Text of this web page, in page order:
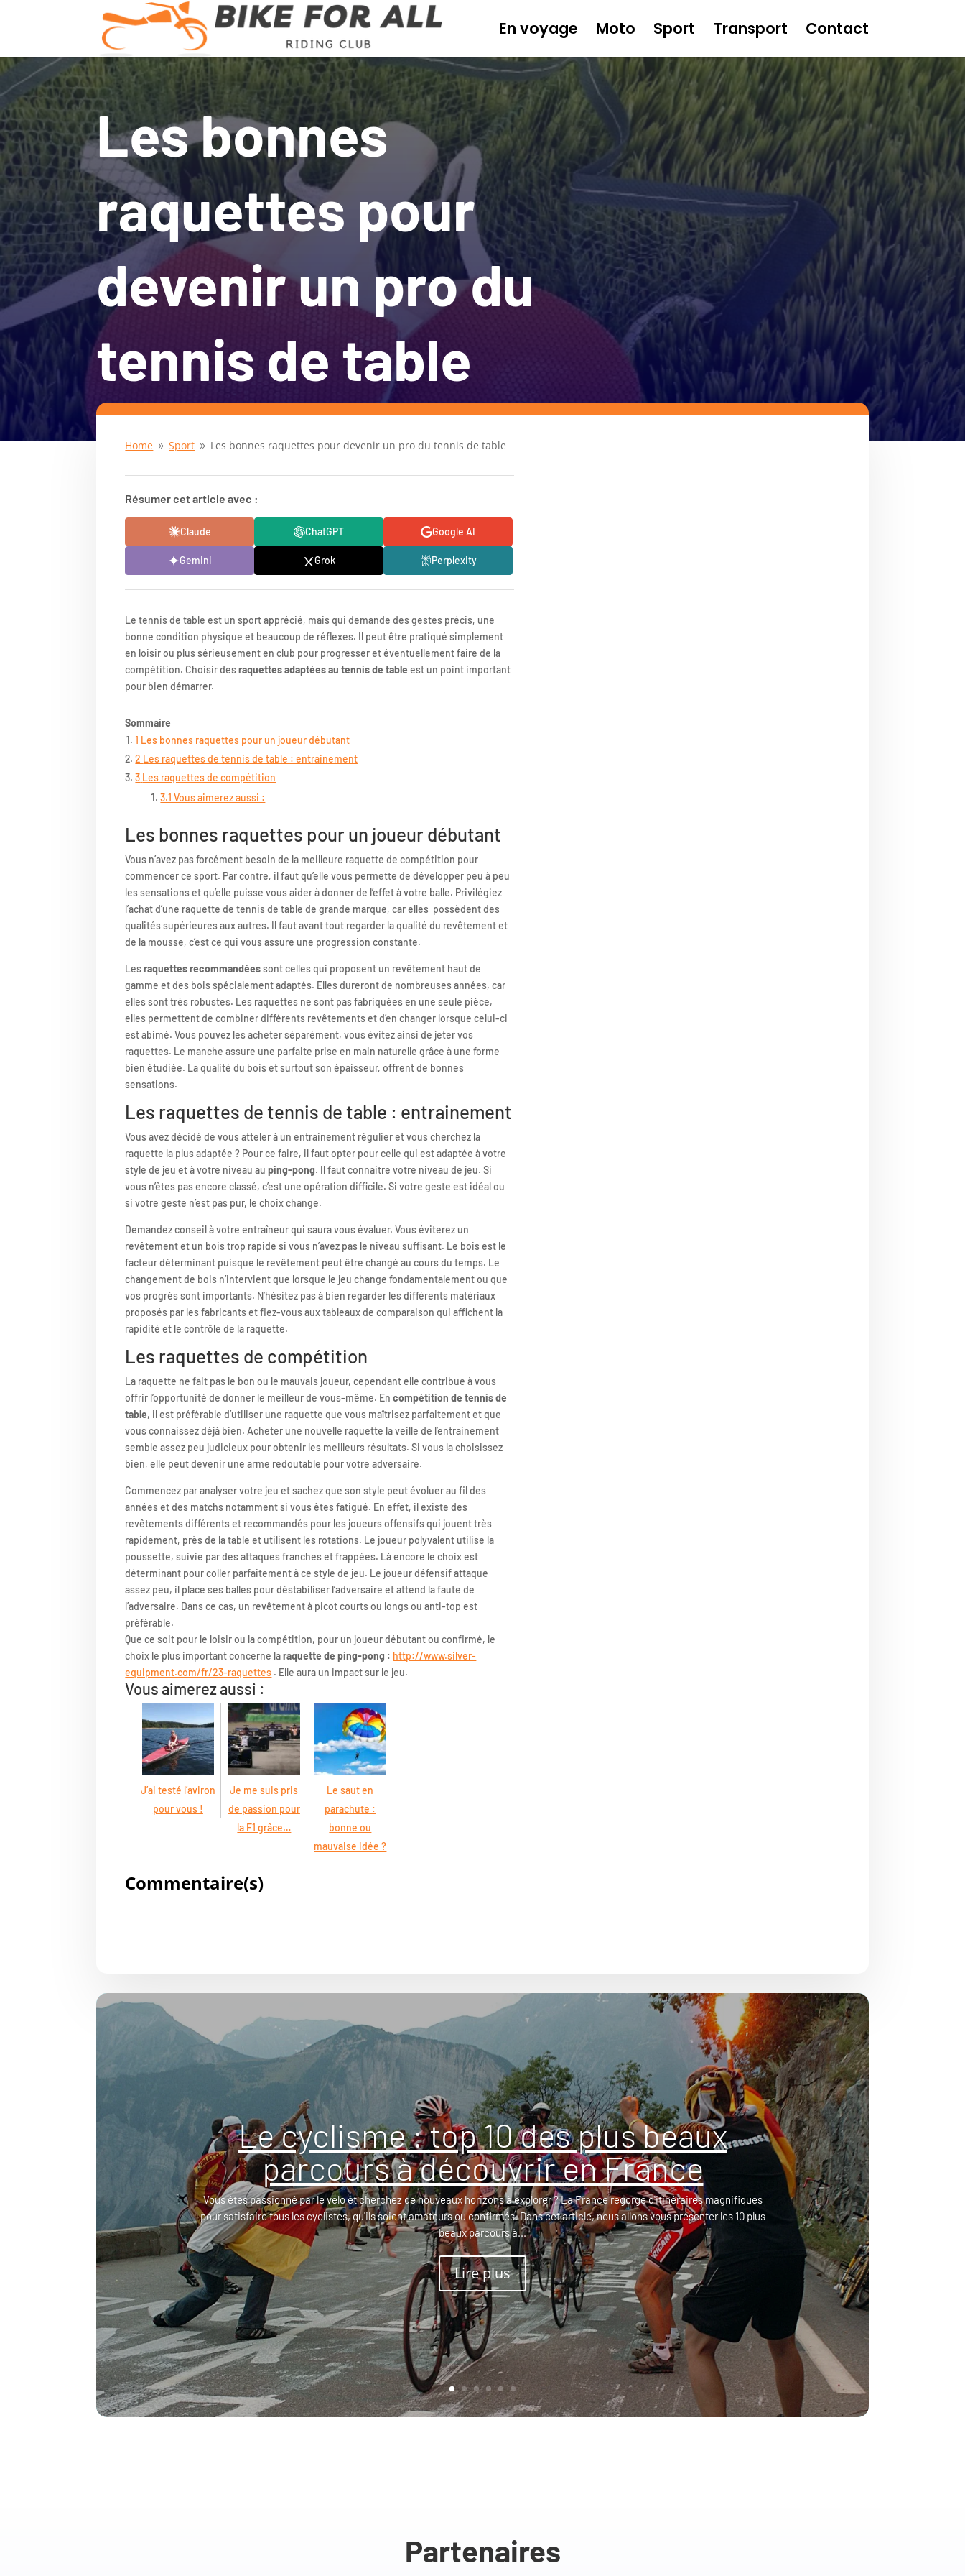
En voyage Moto Sport Transport Contact
Les bonnes
raquettes pour
devenir un pro du
tennis de table
Home 9 Sport 9 Les bonnes raquettes pour devenir un pro du tennis de table
Résumer cet article avec :
Claude ChatGPT Google AI
Gemini Grok Perplexity
Le tennis de table est un sport apprécié, mais qui demande des gestes précis, une
bonne condition physique et beaucoup de réflexes. Il peut être pratiqué simplement
en loisir ou plus sérieusement en club pour progresser et éventuellement faire de la
compétition. Choisir desraquettes adaptées au tennis de table est un point important
pour bien démarrer.
Sommaire
1 Les bonnes raquettes pour un joueur débutant
2 Les raquettes de tennis de table : entrainement
3 Les raquettes de compétition
3.1 Vous aimerez aussi :
Les bonnes raquettes pour un joueur débutant
Vous n’avez pas forcément besoin de la meilleure raquette de compétition pour
commencer ce sport. Par contre, il faut qu’elle vous permette de développer peu à peu
les sensations et qu’elle puisse vous aider à donner de l’effet à votre balle. Privilégiez
l’achat d’une raquette de tennis de table de grande marque, car elles possèdent des
qualités supérieures aux autres. Il faut avant tout regarder la qualité du revêtement et
de la mousse, c’est ce qui vous assure une progression constante.
Lesraquettes recommandéessont celles qui proposent un revêtement haut de
gamme et des bois spécialement adaptés. Elles dureront de nombreuses années, car
elles sont très robustes. Les raquettes ne sont pas fabriquées en une seule pièce,
elles permettent de combiner différents revêtements et d’en changer lorsque celui-ci
est abimé. Vous pouvez les acheter séparément, vous évitez ainsi de jeter vos
raquettes. Le manche assure une parfaite prise en main naturelle grâce à une forme
bien étudiée. La qualité du bois et surtout son épaisseur, offrent de bonnes
sensations.
Les raquettes de tennis de table : entrainement
Vous avez décidé de vous atteler à un entrainement régulier et vous cherchez la
raquette la plus adaptée ? Pour ce faire, il faut opter pour celle qui est adaptée à votre
style de jeu et à votre niveau auping-pong. Il faut connaitre votre niveau de jeu. Si
vous n’êtes pas encore classé, c’est une opération difficile. Si votre geste est idéal ou
si votre geste n’est pas pur, le choix change.
Demandez conseil à votre entraîneur qui saura vous évaluer. Vous éviterez un
revêtement et un bois trop rapide si vous n’avez pas le niveau suffisant. Le bois est le
facteur déterminant puisque le revêtement peut être changé au cours du temps. Le
changement de bois n’intervient que lorsque le jeu change fondamentalement ou que
vos progrès sont importants. N’hésitez pas à bien regarder les différents matériaux
proposés par les fabricants et fiez-vous aux tableaux de comparaison qui affichent la
rapidité et le contrôle de la raquette.
Les raquettes de compétition
La raquette ne fait pas le bon ou le mauvais joueur, cependant elle contribue à vous
offrir l’opportunité de donner le meilleur de vous-même. Encompétition de tennis de
table, il est préférable d’utiliser une raquette que vous maîtrisez parfaitement et que
vous connaissez déjà bien. Acheter une nouvelle raquette la veille de l’entrainement
semble assez peu judicieux pour obtenir les meilleurs résultats. Si vous la choisissez
bien, elle peut devenir une arme redoutable pour votre adversaire.
Commencez par analyser votre jeu et sachez que son style peut évoluer au fil des
années et des matchs notamment si vous êtes fatigué. En effet, il existe des
revêtements différents et recommandés pour les joueurs offensifs qui jouent très
rapidement, près de la table et utilisent les rotations. Le joueur polyvalent utilise la
poussette, suivie par des attaques franches et frappées. Là encore le choix est
déterminant pour coller parfaitement à ce style de jeu. Le joueur défensif attaque
assez peu, il place ses balles pour déstabiliser l’adversaire et attend la faute de
l’adversaire. Dans ce cas, un revêtement à picot courts ou longs ou anti-top est
préférable.
Que ce soit pour le loisir ou la compétition, pour un joueur débutant ou confirmé, le
choix le plus important concerne laraquette de ping-pong : http://www.silver-
equipment.com/fr/23-raquettes . Elle aura un impact sur le jeu.
Vous aimerez aussi :
J’ai testé l’aviron
pour vous !
Je me suis pris
de passion pour
la F1 grâce…
Le saut en
parachute :
bonne ou
mauvaise idée ?
Commentaire(s)
Le cyclisme : top 10 des plus beaux
parcours à découvrir en France
Vous êtes passionné par le vélo et cherchez de nouveaux horizons à explorer ? La France regorge d'itinéraires magnifiques
pour satisfaire tous les cyclistes, qu'ils soient amateurs ou confirmés. Dans cet article, nous allons vous présenter les 10 plus
beaux parcours à...
Lire plus
Partenaires